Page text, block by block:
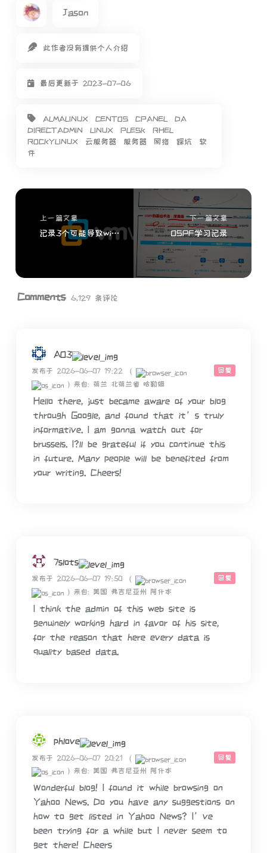
Jason
此作者没有提供个人介绍
最后更新于 2023-07-06
ALMALINUX CENTOS CPANEL
DA
DIRECTADMIN
LINUX PLESK
RHEL
ROCKYLINUX
云服务器 服务器 网络 踩坑
软
件
上一篇文章
记录3个可能导致windows11系统下vmware虚拟机卡顿的问题及解决方法
下一篇文章
OSPF学习记录
Comments 6,129 条评论
AO3
回复
发布于 2026-06-07 19:22
(
) 来自: 荷兰 北荷兰省 哈勒姆
Hello there, just became aware of your blog
through Google, and found that it’s truly
informative. I am gonna watch out for
brussels. I?ll be grateful if you continue this
in future. Many people will be benefited from
your writing. Cheers!
7slots
回复
发布于 2026-06-07 19:50
(
) 来自: 美国 弗吉尼亚州 阿什本
I think the admin of this web site is
genuinely working hard in favor of his site,
for the reason that here every data is
quality based data.
phlove
回复
发布于 2026-06-07 20:21
(
) 来自: 美国 弗吉尼亚州 阿什本
Wonderful blog! I found it while browsing on
Yahoo News. Do you have any suggestions on
how to get listed in Yahoo News? I’ve
been trying for a while but I never seem to
get there! Cheers